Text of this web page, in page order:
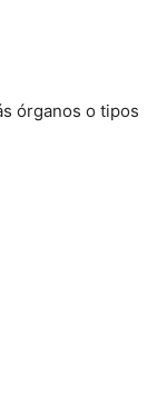
órganos o tipos